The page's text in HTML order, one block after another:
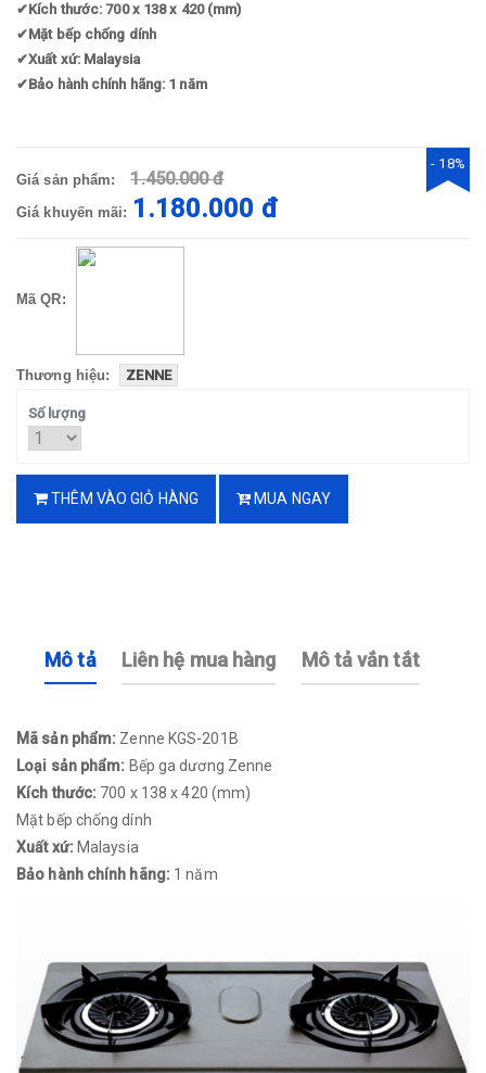
✔Kích thước: 700 x 138 x 420 (mm)
✔Mặt bếp chống dính
✔Xuất xứ: Malaysia
✔Bảo hành chính hãng: 1 năm
Giá sản phẩm: 1.450.000 đ
Giá khuyến mãi: 1.180.000 đ
- 18%
Mã QR:
Thương hiệu: ZENNE
Số lượng
THÊM VÀO GIỎ HÀNG MUA NGAY
Mô tả Liên hệ mua hàng Mô tả vắn tắt
Mã sản phẩm: Zenne KGS-201B
Loại sản phẩm: Bếp ga dương Zenne
Kích thước: 700 x 138 x 420 (mm)
Mặt bếp chống dính
Xuất xứ: Malaysia
Bảo hành chính hãng: 1 năm